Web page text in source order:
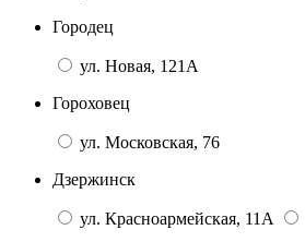
Городец
ул. Новая, 121А
Гороховец
ул. Московская, 76
Дзержинск
ул. Красноармейская, 11А